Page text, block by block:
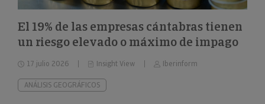
El 19% de las empresas cántabras tienen
un riesgo elevado o máximo de impago
17 julio 2026 Insight View Iberinform
ANÁLISIS GEOGRÁFICOS